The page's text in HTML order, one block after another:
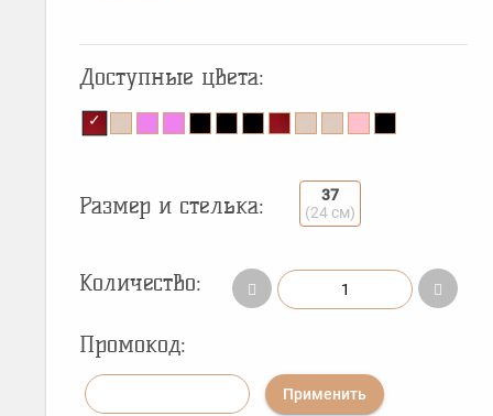
Доступные цвета:
Размер и стелька:
37
(24 см)
Количество:
Промокод:
Применить